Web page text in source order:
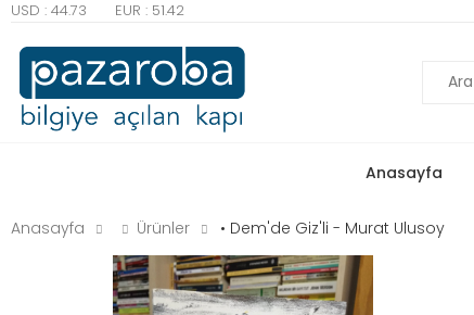
USD : 44.73 EUR : 51.42
Anasayfa
Anasayfa Ürünler • Dem'de Giz'li - Murat Ulusoy